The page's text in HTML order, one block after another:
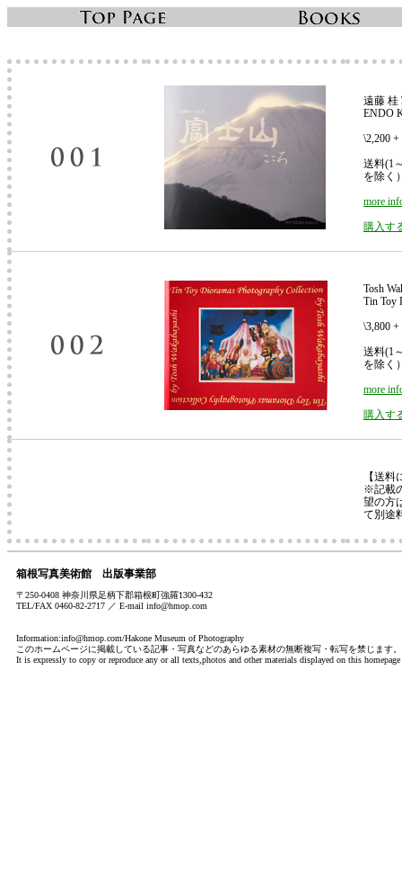
遠藤
ENDO
\2,200
送料(1
を除く
more
購入す
Tosh
Tin Toy
\3,800
送料(1
を除く
more
購入す
【送
※記載
望の方
て別途
箱根写真美術館 出版事業部
〒250-0408 神奈川県足柄下郡箱根町強羅1300-432
TEL/FAX 0460-82-2717 ／ E-mail info@hmop.com
Information:info@hmop.com/Hakone Museum of Photography
このホームページに掲載している記事・写真などのあらゆる素材の無断複写・転写を禁じます。
It is expressly to copy or reproduce any or all texts,photos and other materials displayed on this